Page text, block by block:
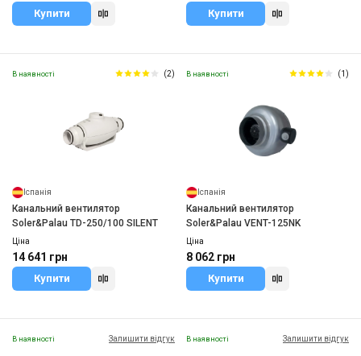
Купити Купити
В наявності (2)
Іспанія
Канальний вентилятор
Soler&Palau TD-250/100 SILENT
Ціна
14 641 грн
Купити
В наявності (1)
Іспанія
Канальний вентилятор
Soler&Palau VENT-125NK
Ціна
8 062 грн
Купити
В наявності Залишити відгук В наявності Залишити відгук